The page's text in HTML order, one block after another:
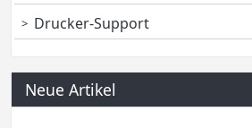
Drucker-Support
Neue Artikel